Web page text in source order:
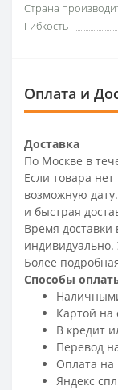
Страна
Гибкость
Оплата и
Доставка
По Москве в
Если товара
возможную
и быстрая
Время доставки
Более
Способы
Картой на
В кредит
Перевод
Оплата на
Яндекс